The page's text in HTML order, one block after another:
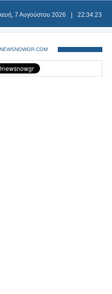
7 Αυγούστου 2026 22:34:23